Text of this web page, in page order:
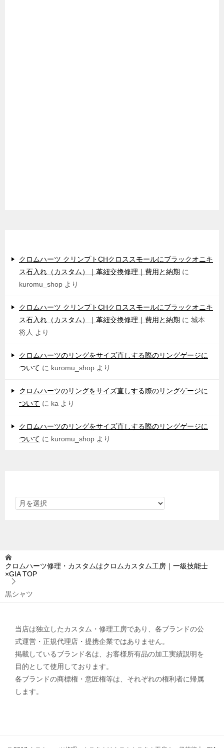
クロムハーツ クリンプトCHクロススモールにブラックオニキ
ス石入れ（カスタム）｜革紐交換修理｜費用と納期 に
kuromu_shop より
クロムハーツ クリンプトCHクロススモールにブラックオニキ
ス石入れ（カスタム）｜革紐交換修理｜費用と納期 に 城本
将人 より
クロムハーツのリングをサイズ直しする際のリングゲージに
ついて に kuromu_shop より
クロムハーツのリングをサイズ直しする際のリングゲージに
ついて に ka より
クロムハーツのリングをサイズ直しする際のリングゲージに
ついて に kuromu_shop より
クロムハーツ修理・カスタムはクロムカスタム工房｜一級技能士
×GIATOP
黒シャツ
当店は独立したカスタム・修理工房であり、各ブランドの公
式運営・正規代理店・提携企業ではありません。
掲載しているブランド名は、お客様所有品の加工実績説明を
目的として使用しております。
各ブランドの商標権・意匠権等は、それぞれの権利者に帰属
します。